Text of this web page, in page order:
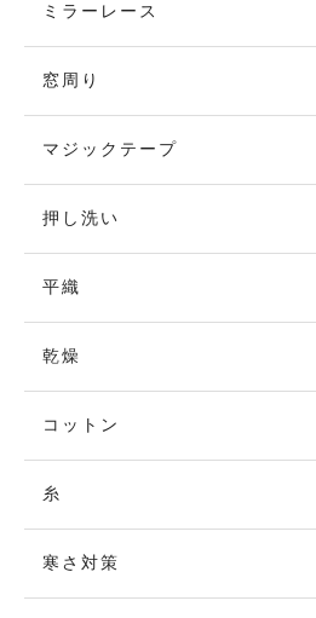
ミラーレース
窓周り
マジックテープ
押し洗い
平織
乾燥
コットン
糸
寒さ対策